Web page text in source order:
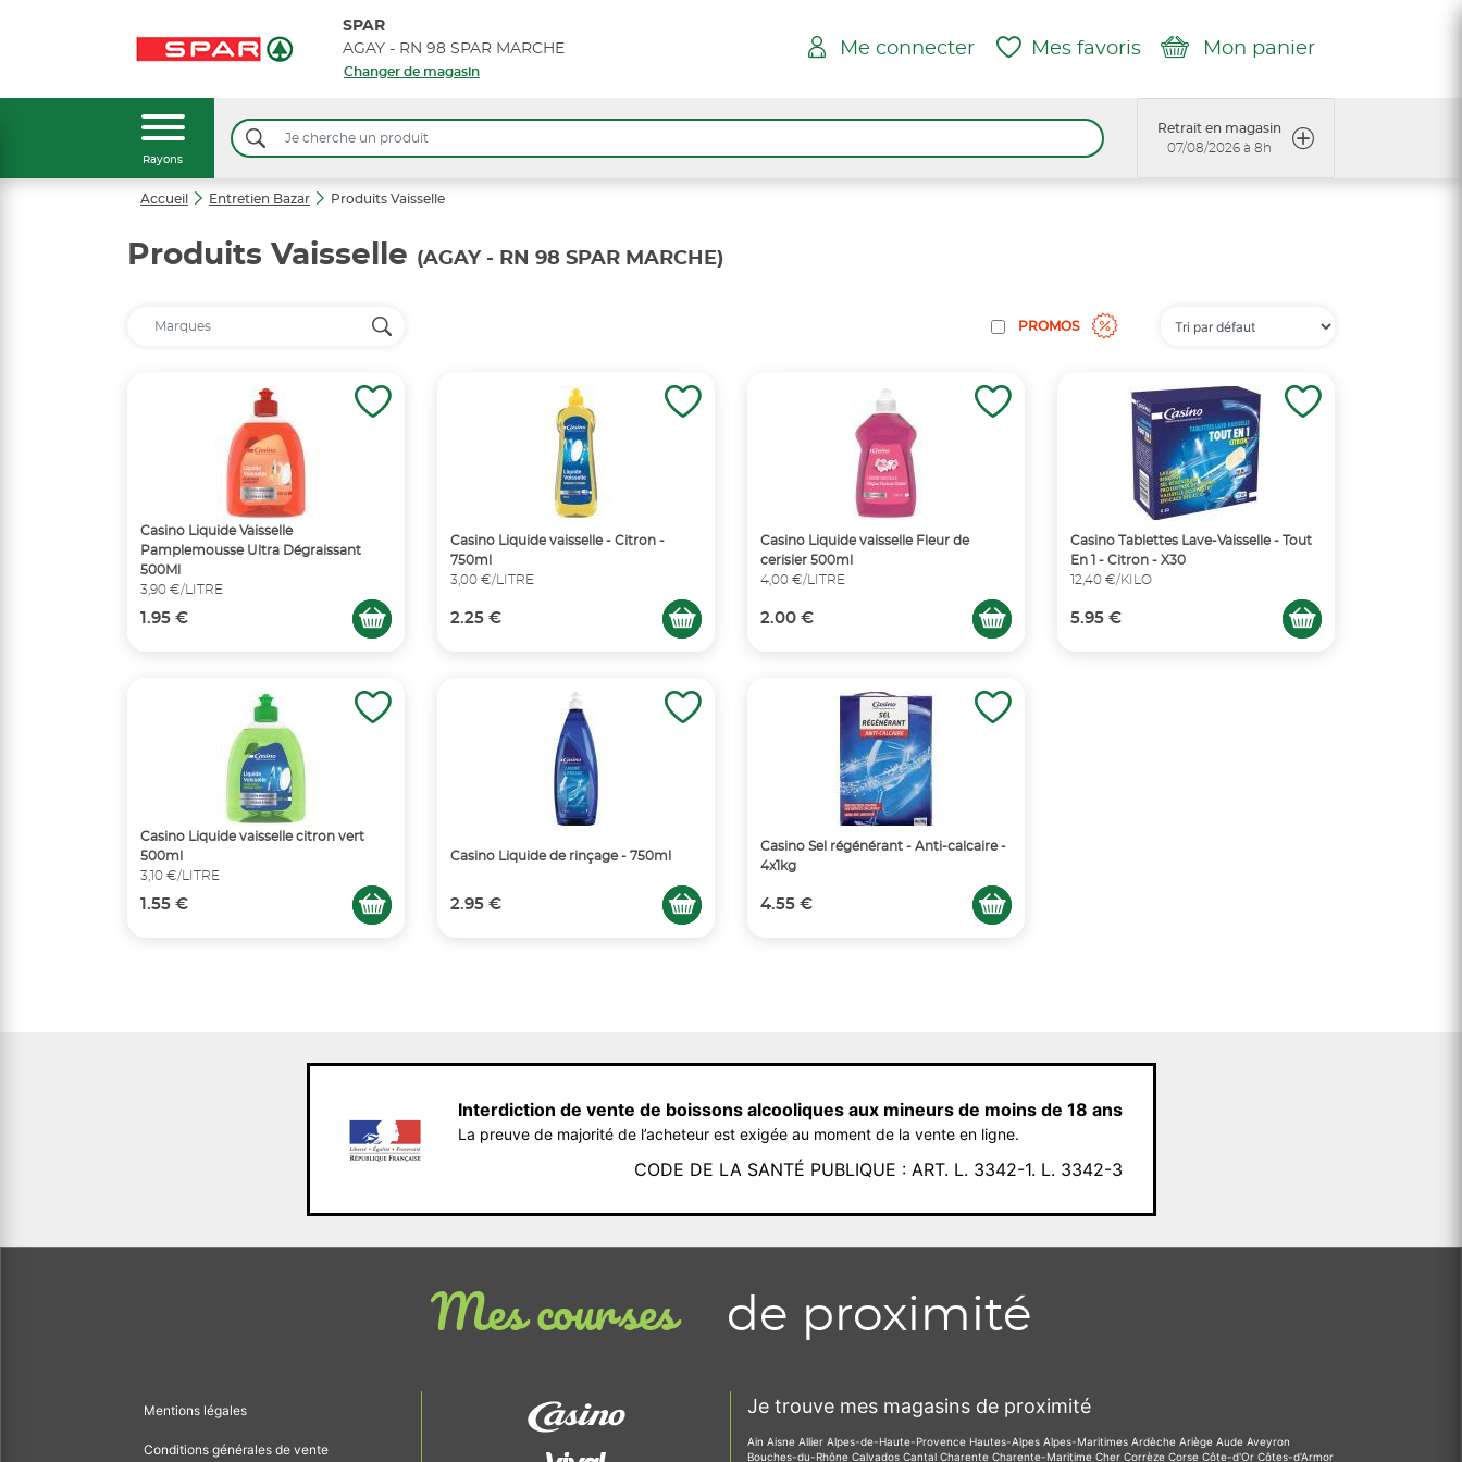
SPAR
AGAY - RN 98 SPAR MARCHE
Changer de magasin
Me connecter Mes favoris Mon panier
Rayons
Retrait en magasin
07/08/2026 à 8h
Accueil Entretien Bazar Produits Vaisselle
Produits Vaisselle (AGAY - RN 98 SPAR MARCHE)
PROMOS
Casino Liquide Vaisselle
Pamplemousse Ultra Dégraissant
500Ml
3,90 €/LITRE
1.95 €
Casino Liquide vaisselle - Citron -
750ml
3,00 €/LITRE
2.25 €
Casino Liquide vaisselle Fleur de
cerisier 500ml
4,00 €/LITRE
2.00 €
Casino Tablettes Lave-Vaisselle - Tout
En 1 - Citron - X30
12,40 €/KILO
5.95 €
Casino Liquide vaisselle citron vert
500ml
3,10 €/LITRE
1.55 €
Casino Liquide de rinçage - 750ml
2.95 €
Casino Sel régénérant - Anti-calcaire -
4x1kg
4.55 €
Interdiction de vente de boissons alcooliques aux mineurs de moins de 18 ans
La preuve de majorité de l’acheteur est exigée au moment de la vente en ligne.
CODE DE LA SANTÉ PUBLIQUE : ART. L. 3342-1. L. 3342-3
Mes courses de proximité
Mentions légales
Conditions générales de vente
Je trouve mes magasins de proximité
Ain Aisne Allier Alpes-de-Haute-Provence Hautes-Alpes Alpes-Maritimes Ardèche Ariège Aude Aveyron
Bouches-du-Rhône Calvados Cantal Charente Charente-Maritime Cher Corrèze Corse Côte-d'Or Côtes-d'Armor